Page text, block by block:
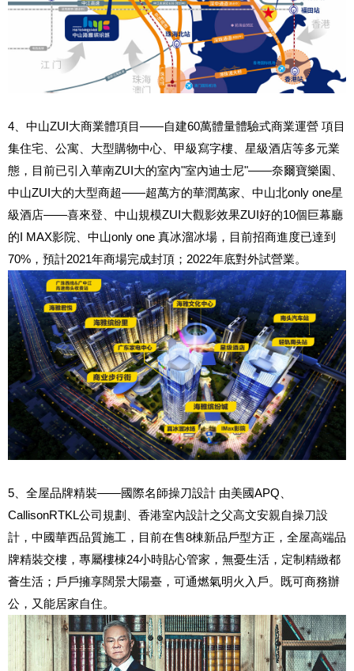
4、中山ZUI大商業體項目——自建60萬體量體驗式商業運營 項目
集住宅、公寓、大型購物中心、甲級寫字樓、星級酒店等多元業
態，目前已引入華南ZUI大的室內"室內迪士尼"——奈爾寶樂園、
中山ZUI大的大型商超——超萬方的華潤萬家、中山北only one星
級酒店——喜來登、中山規模ZUI大觀影效果ZUI好的10個巨幕廳
的I MAX影院、中山only one 真冰溜冰場，目前招商進度已達到
70%，預計2021年商場完成封頂；2022年底對外試營業。
5、全屋品牌精裝——國際名師操刀設計 由美國APQ、
CallisonRTKL公司規劃、香港室內設計之父高文安親自操刀設
計，中國華西品質施工，目前在售8棟新品戶型方正，全屋高端品
牌精裝交樓，專屬樓棟24小時貼心管家，無憂生活，定制精緻都
薈生活；戶戶擁享闊景大陽臺，可通燃氣明火入戶。既可商務辦
公，又能居家自住。